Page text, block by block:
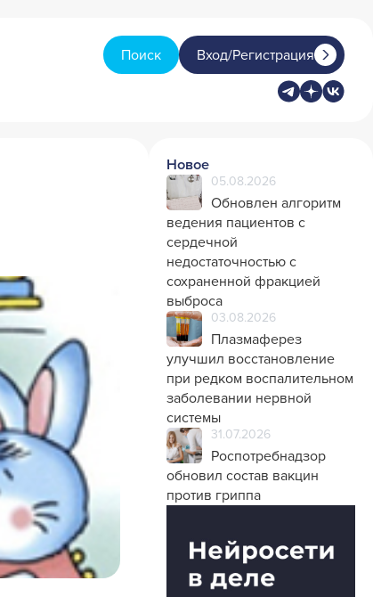
Поиск Вход/Регистрация
Новое
05.08.2026
Обновлен алгоритм
ведения пациентов с
сердечной
недостаточностью с
сохраненной фракцией
выброса
03.08.2026
Плазмаферез
улучшил восстановление
при редком воспалительном
заболевании нервной
системы
31.07.2026
Роспотребнадзор
обновил состав вакцин
против гриппа